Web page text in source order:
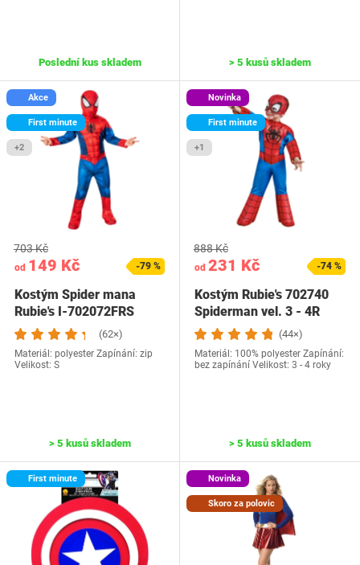
Poslední kus skladem > 5 kusů skladem
Akce
First minute
+2
od 149 Kč
703 Kč
-79 %
Kostým Spider mana
Rubie's I-702072FRS
(62×)
Materiál: polyester Zapínání: zip
Velikost: S
> 5 kusů skladem
Novinka
First minute
+1
od 231 Kč
888 Kč
-74 %
Kostým Rubie's 702740
Spiderman vel. 3 - 4R
(44×)
Materiál: 100% polyester Zapínání:
bez zapínání Velikost: 3 - 4 roky
> 5 kusů skladem
First minute Novinka
Skoro za polovic